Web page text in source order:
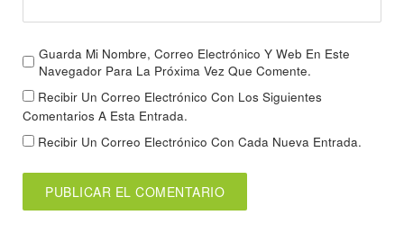
Guarda Mi Nombre, Correo Electrónico Y Web En Este
Navegador Para La Próxima Vez Que Comente.
Recibir Un Correo Electrónico Con Los Siguientes
Comentarios A Esta Entrada.
Recibir Un Correo Electrónico Con Cada Nueva Entrada.